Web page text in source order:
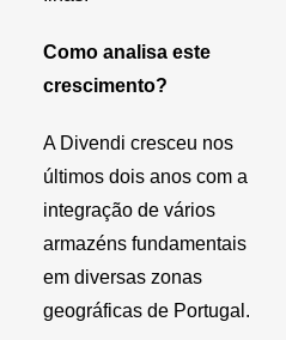
Como analisa este
crescimento?
A Divendi cresceu nos
últimos dois anos com a
integração de vários
armazéns fundamentais
em diversas zonas
geográficas de Portugal.